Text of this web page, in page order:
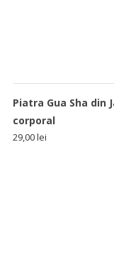
Piatra Gua Sha din
corporal
29,00lei